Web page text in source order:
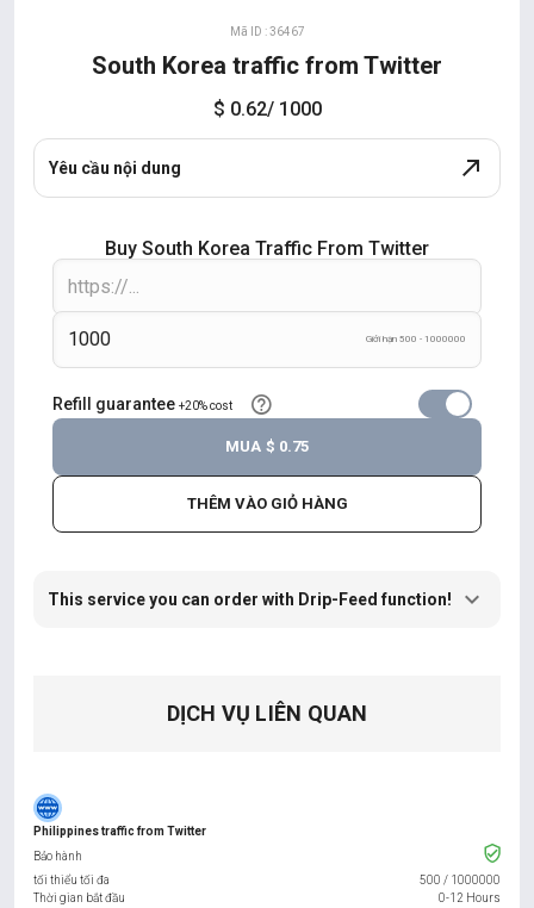
Mã ID : 36467
South Korea traffic from Twitter
$ 0.62/ 1000
Yêu cầu nội dung
Buy South Korea Traffic From Twitter
Giới hạn 500 - 1000000
Refill guarantee +20% cost
THÊM VÀO GIỎ HÀNG
MUA $ 0.75
This service you can order with Drip-Feed function!
DỊCH VỤ LIÊN QUAN
Philippines traffic from Twitter
Bảo hành
tối thiểu tối đa
500 / 1000000
Thời gian bắt đầu
0-12 Hours